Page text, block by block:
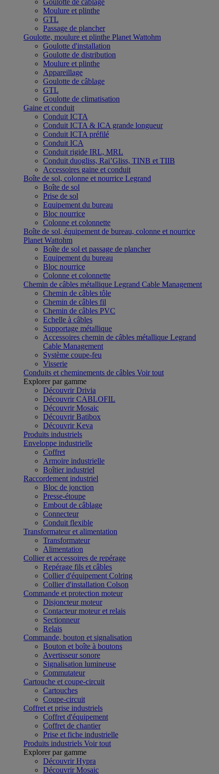
Goulotte de câblage
Moulure et plinthe
GTL
Passage de plancher
Goulotte, moulure et plinthe Planet Wattohm
Goulotte d'installation
Goulotte de distribution
Moulure et plinthe
Appareillage
Goulotte de câblage
GTL
Goulotte de climatisation
Gaine et conduit
Conduit ICTA
Conduit ICTA & ICA grande longueur
Conduit ICTA préfilé
Conduit ICA
Conduit rigide IRL, MRL
Conduit duogliss, Rai’Gliss, TINB et TIIB
Accessoires gaine et conduit
Boîte de sol, colonne et nourrice Legrand
Boîte de sol
Prise de sol
Equipement du bureau
Bloc nourrice
Colonne et colonnette
Boîte de sol, équipement de bureau, colonne et nourrice
Planet Wattohm
Boîte de sol et passage de plancher
Equipement du bureau
Bloc nourrice
Colonne et colonnette
Chemin de câbles métallique Legrand Cable Management
Chemin de câbles tôle
Chemin de câbles fil
Chemin de câbles PVC
Echelle à câbles
Supportage métallique
Accessoires chemin de câbles métallique Legrand
Cable Management
Système coupe-feu
Visserie
Conduits et cheminements de câbles Voir tout
Explorer par gamme
Découvrir Drivia
Découvrir CABLOFIL
Découvrir Mosaic
Découvrir Batibox
Découvrir Keva
Produits industriels
Enveloppe industrielle
Coffret
Armoire industrielle
Boîtier industriel
Raccordement industriel
Bloc de jonction
Presse-étoupe
Embout de câblage
Connecteur
Conduit flexible
Transformateur et alimentation
Transformateur
Alimentation
Collier et accessoires de repérage
Repérage fils et câbles
Collier d'équipement Colring
Collier d'installation Colson
Commande et protection moteur
Disjoncteur moteur
Contacteur moteur et relais
Sectionneur
Relais
Commande, bouton et signalisation
Bouton et boîte à boutons
Avertisseur sonore
Signalisation lumineuse
Commutateur
Cartouche et coupe-circuit
Cartouches
Coupe-circuit
Coffret et prise industriels
Coffret d'équipement
Coffret de chantier
Prise et fiche industrielle
Produits industriels Voir tout
Explorer par gamme
Découvrir Hypra
Découvrir Mosaic